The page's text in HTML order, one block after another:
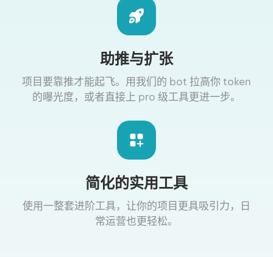
助推与扩张
项目要靠推才能起飞。用我们的 bot 拉高你 token
的曝光度，或者直接上 pro 级工具更进一步。
简化的实用工具
使用一整套进阶工具，让你的项目更具吸引力，日
常运营也更轻松。